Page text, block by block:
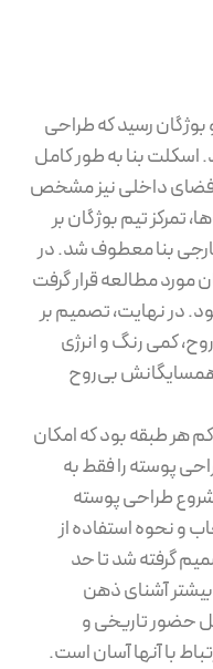
رسید که طراحی
اسکلت بنا به طور کامل
فضای داخلی نیز مشخص
تمرکز تیم بوژگان بر
بنا معطوف شد. در
مورد مطالعه قرار گرفت
در نهایت، تصمیم بر
کمی رنگ و انرژی
همسایگانش بی‌روح
هر طبقه بود که امکان
پوسته را فقط به
طراحی پوسته
و نحوه استفاده از
گرفته شد تا حد
آشنای ذهن
حضور تاریخی و
با آنها آسان است.